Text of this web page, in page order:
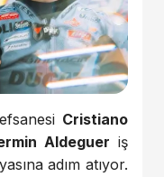
Cristiano
Aldeguer iş
adım atıyor.